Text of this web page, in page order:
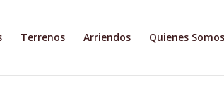
Terrenos Arriendos Quienes Somos